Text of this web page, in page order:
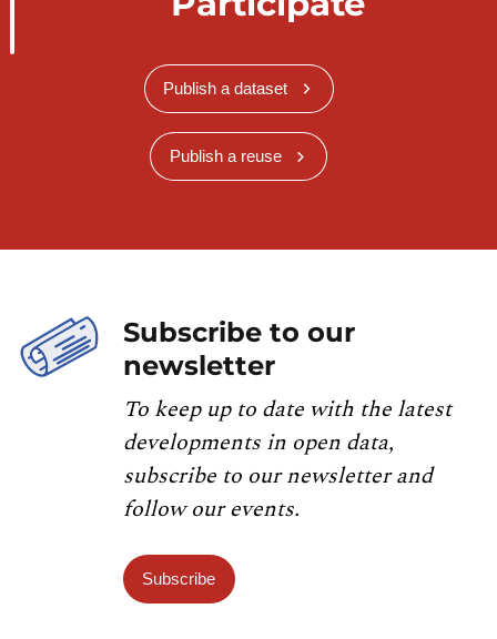
Publish a dataset
Publish a reuse
Subscribe to our
newsletter
To keep up to date with the latest
developments in open data,
subscribe to our newsletter and
follow our events.
Subscribe